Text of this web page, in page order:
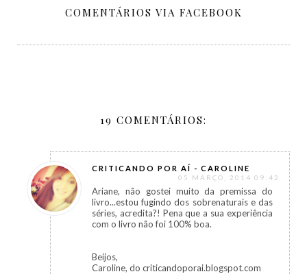
COMENTÁRIOS VIA FACEBOOK
19 COMENTÁRIOS:
CRITICANDO POR AÍ - CAROLINE
05 MARÇO, 2014 09:42
Ariane, não gostei muito da premissa do
livro...estou fugindo dos sobrenaturais e das
séries, acredita?! Pena que a sua experiência
com o livro não foi 100% boa.
Beijos,
Caroline, do criticandoporai.blogspot.com